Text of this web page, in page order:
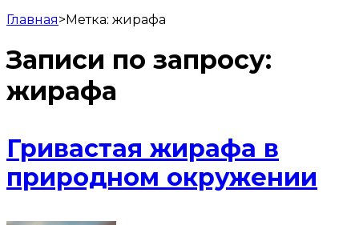
Главная>Метка: жирафа
Записи по запросу:
жирафа
Гривастая жирафа в
природном окружении